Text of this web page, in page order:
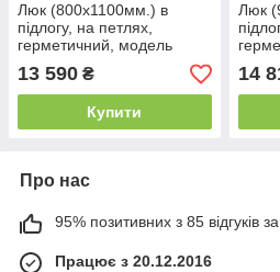
Люк (800х1100мм.) в
підлогу, на петлях,
герметичний, модель
"APF-U"
13 590 ₴
Купити
Люк
14
Про нас
95% позитивних з 85 відгуків за
Працює з 20.12.2016